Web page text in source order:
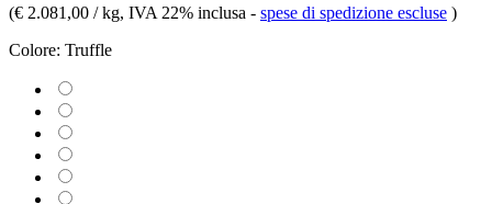
(€ 2.081,00 / kg, IVA 22% inclusa - spese di spedizione escluse )
Colore: Truffle